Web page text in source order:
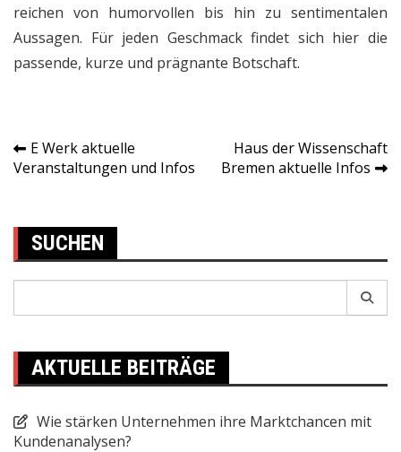
reichen von humorvollen bis hin zu sentimentalen
Aussagen. Für jeden Geschmack findet sich hier die
passende, kurze und prägnante Botschaft.
Post
E Werk aktuelle
Veranstaltungen und Infos
Haus der Wissenschaft
Bremen aktuelle Infos
SUCHEN
AKTUELLE BEITRÄGE
Wie stärken Unternehmen ihre Marktchancen mit
Kundenanalysen?